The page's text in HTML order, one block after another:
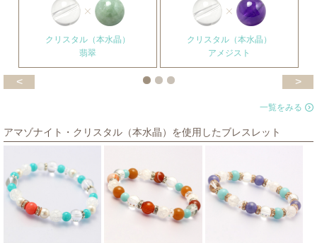
クリスタル（本水晶）
翡翠
クリスタル（本水晶）
アメジスト
< >
一覧をみる
アマゾナイト・クリスタル（本水晶）を使用したブレスレット